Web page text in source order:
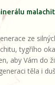
ze
tygřího
aby Vám do
těla i